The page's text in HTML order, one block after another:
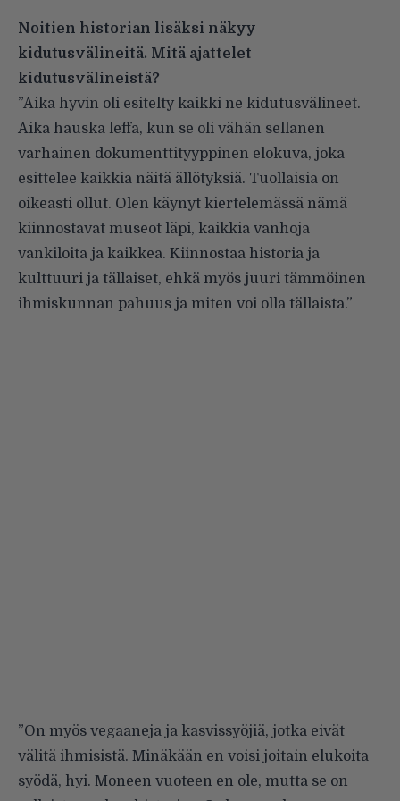
Noitien historian lisäksi näkyy
kidutusvälineitä. Mitä ajattelet
kidutusvälineistä?
”Aika hyvin oli esitelty kaikki ne kidutusvälineet.
Aika hauska leffa, kun se oli vähän sellanen
varhainen dokumenttityyppinen elokuva, joka
esittelee kaikkia näitä ällötyksiä. Tuollaisia on
oikeasti ollut. Olen käynyt kiertelemässä nämä
kiinnostavat museot läpi, kaikkia vanhoja
vankiloita ja kaikkea. Kiinnostaa historia ja
kulttuuri ja tällaiset, ehkä myös juuri tämmöinen
ihmiskunnan pahuus ja miten voi olla tällaista.”
”On myös vegaaneja ja kasvissyöjiä, jotka eivät
välitä ihmisistä. Minäkään en voisi joitain elukoita
syödä, hyi. Moneen vuoteen en ole, mutta se on